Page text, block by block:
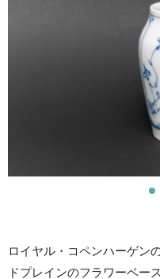
ロイヤル・コペンハーゲン
ドプレインのフラワーベース